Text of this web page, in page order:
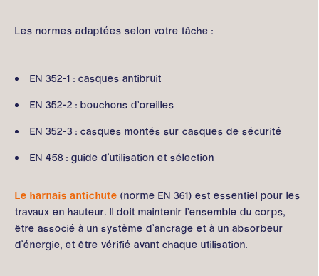
Les normes adaptées selon votre tâche :
EN 352-1 : casques antibruit
EN 352-2 : bouchons d’oreilles
EN 352-3 : casques montés sur casques de sécurité
EN 458 : guide d’utilisation et sélection
Le harnais antichute (norme EN 361) est essentiel pour les
travaux en hauteur. Il doit maintenir l’ensemble du corps,
être associé à un système d’ancrage et à un absorbeur
d’énergie, et être vérifié avant chaque utilisation.